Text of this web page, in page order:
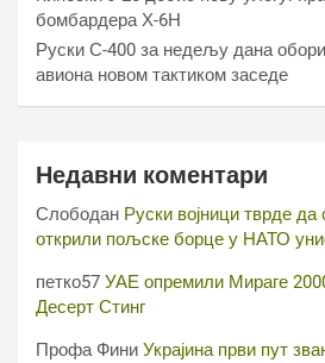
бомбардера Х-6Н
Руски С-400 за недељу дана
авиона новом тактиком заседе
Недавни коментари
Слободан Руски војници тврде да
открили пољске борце у НАТО
петко57 УАЕ опремили Мираге
Десерт Стинг
Профа Фини Украјина први пут